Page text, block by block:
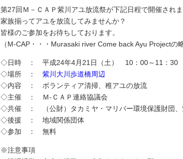
第27回Ｍ－ＣＡＰ紫川アユ放流祭が下記日程で開催され
家族揃ってアユを放流してみませんか？
皆様のご参加をお待ちしております。
（M-CAP・・・Murasaki river Come back Ayu Projectの
◇日時 ： 平成24年4月21日（土） 10：00～11：30
◇場所 ： 紫川大川歩道橋周辺
◇内容 ： ボランティア清掃、稚アユの放流
◇主催 ： Ｍ-ＣＡＰ連絡協議会
◇共催 ： （公財）タカミヤ・マリバー環境保護財団、
◇後援 ： 地域関係団体
◇参加 ： 無料
※注意事項